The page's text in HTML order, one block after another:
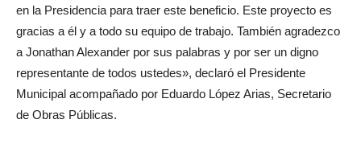
en la Presidencia para traer este beneficio. Este proyecto es
gracias a él y a todo su equipo de trabajo. También agradezco
a Jonathan Alexander por sus palabras y por ser un digno
representante de todos ustedes», declaró el Presidente
Municipal acompañado por Eduardo López Arias, Secretario
de Obras Públicas.